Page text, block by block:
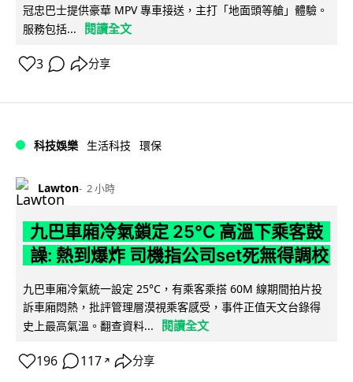
冠忠巴士提供豪華 MPV 專車接送，主打「地面頭等艙」體驗。
服務包括...
閱讀全文
3 分享
科技娛樂 生活科技 環保
Lawton 2 小時
九巴車廂冷氣鎖定 25°C 高溫下乘客鼓
譟: 熱到爆炸 司機指公司set死無得調校
九巴車廂冷氣統一設定 25°C，有乘客乘搭 60M 線期間拍片投
訴車廂悶熱，批評管理層漠視乘客感受，事件正值天文台錄得
史上最高氣溫。翻查資料...
閱讀全文
196 117 ↗ 分享